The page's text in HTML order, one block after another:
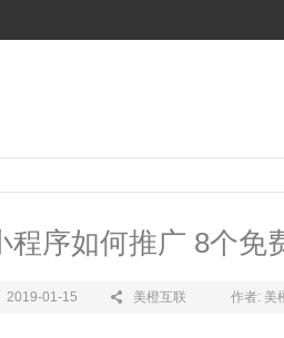
程序如何推广 8个免
2019-01-15 美橙互联 作者: 美